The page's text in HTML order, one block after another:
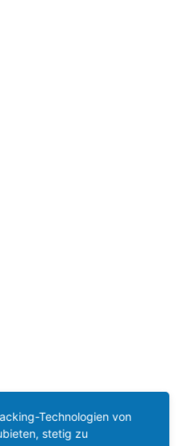
Technologien von
stetig zu